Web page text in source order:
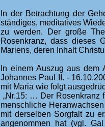
In der Betrachtung der
ständiges, meditatives
zu werden. Der große
Rosenkranz, dass dieses
Mariens, deren Inhalt
In einem Auszug aus dem
Johannes Paul II. -
mit Maria wie folgt
„Nr.15: … Der Rosenkranz
menschliche
mit derselben Sorgfalt zu
angenommen hat (vgl.